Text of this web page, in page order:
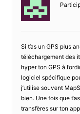
Si t’as un GPS plus
téléchargement des
hyper ton GPS à
logiciel spécifique
j’utilise souvent
bien. Une fois que
transfères sur ton